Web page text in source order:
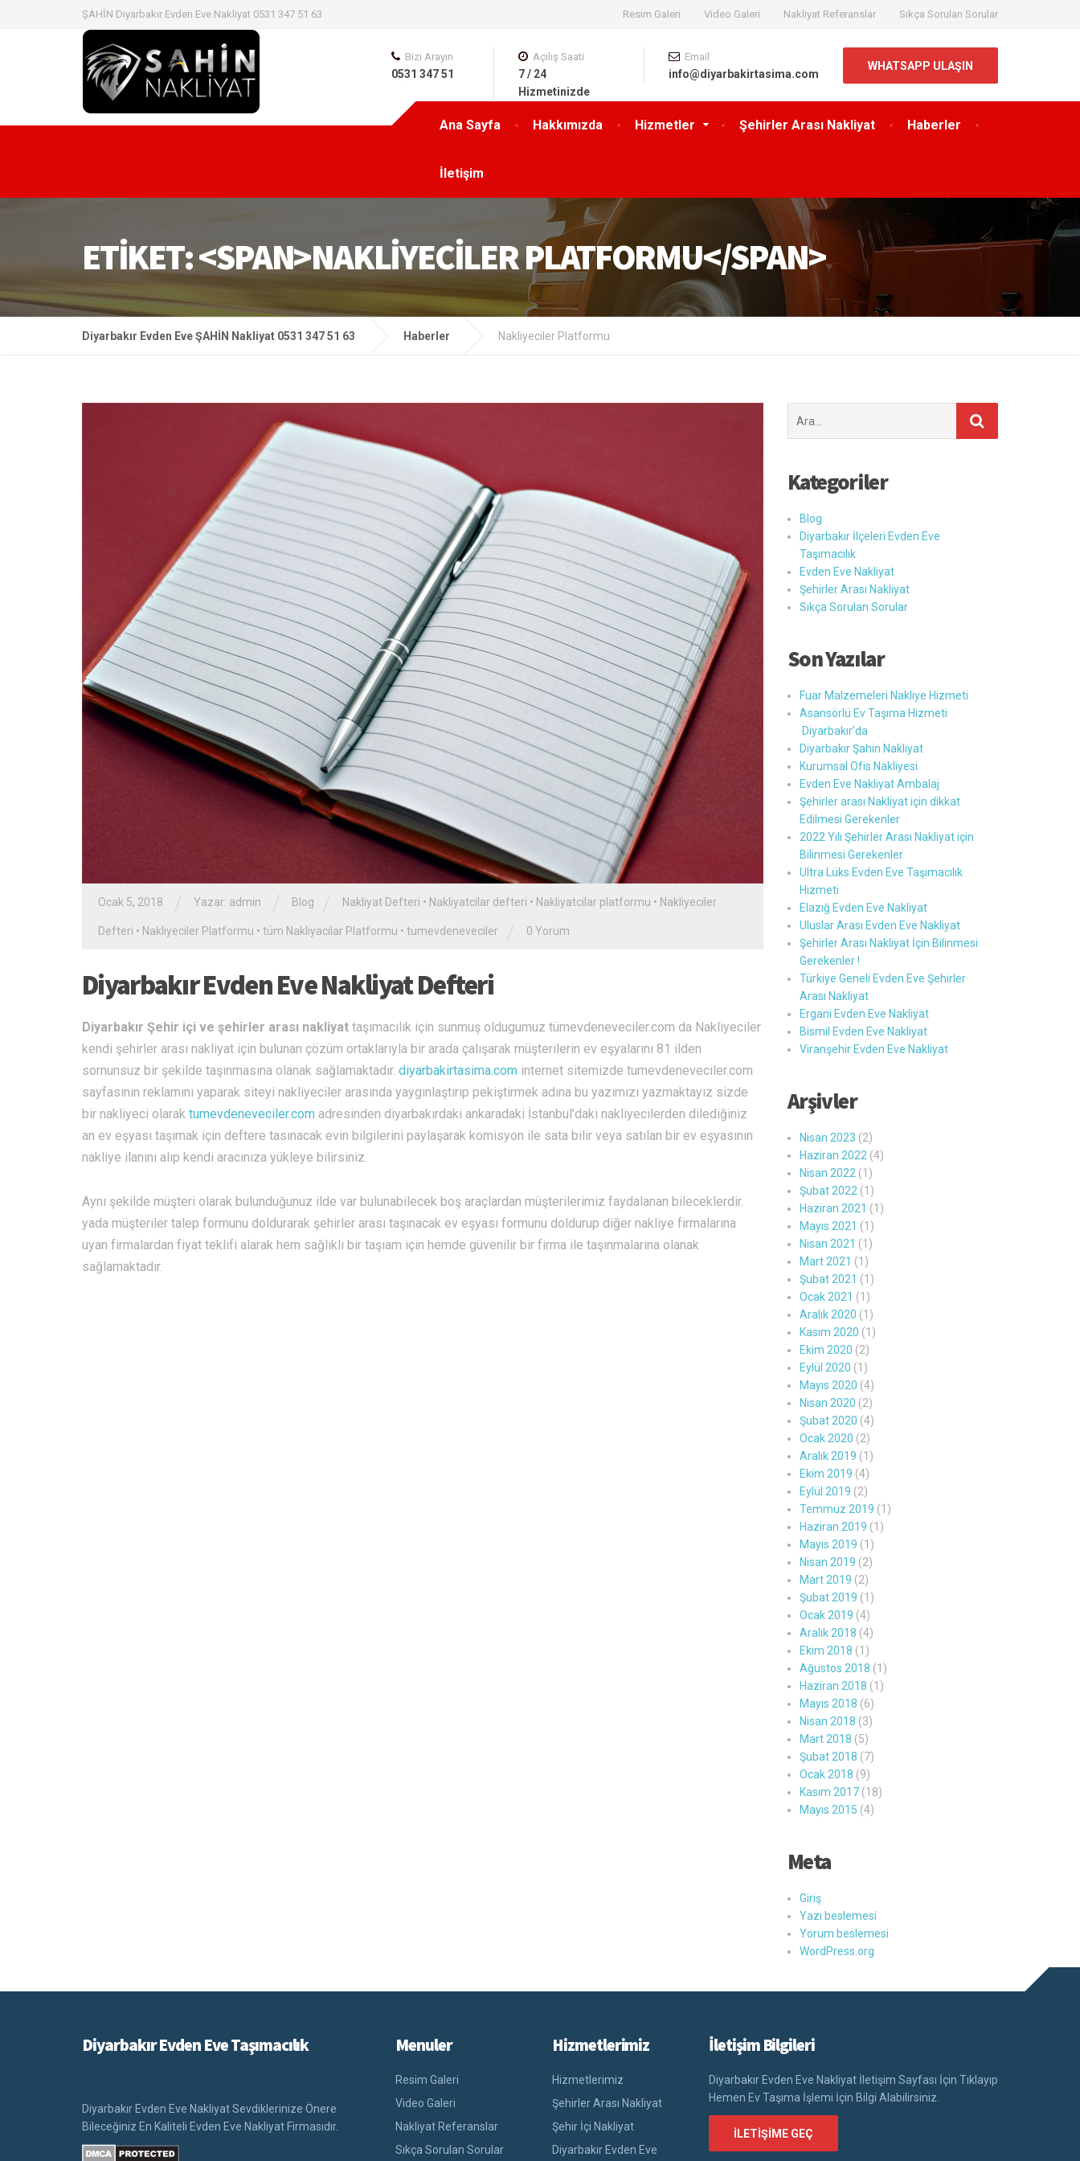
ŞAHİN Diyarbakır Evden Eve Nakliyat 0531 347 51 63 Resim Galeri Video Galeri Nakliyat Referanslar Sıkça Sorulan Sorular
Ana Sayfa Hakkımızda Hizmetler Şehirler Arası Nakliyat Haberler
İletişim
Bizi Arayın
0531 347 51
Açılış Saati
7 / 24
Hizmetinizde
Email
info@diyarbakirtasima.com
WHATSAPP ULAŞIN
ETIKET: <SPAN>NAKLIYECILER PLATFORMU</SPAN>
Diyarbakır Evden Eve ŞAHİN Nakliyat 0531 347 51 63 Haberler Nakliyeciler Platformu
Ocak 5, 2018 Yazar: admin Blog Nakliyat Defteri • Nakliyatcilar defteri • Nakliyatcilar platformu • Nakliyeciler
Defteri • Nakliyeciler Platformu • tüm Nakliyacilar Platformu • tumevdeneveciler 0 Yorum
Diyarbakır Evden Eve Nakliyat Defteri
Diyarbakır Şehir içi ve şehirler arası nakliyat taşımacılık için sunmuş oldugumuz tümevdeneveciler.com da Nakliyeciler
kendi şehirler arası nakliyat için bulunan çözüm ortaklarıyla bir arada çalışarak müşterilerin ev eşyalarını 81 ilden
sornunsuz bir şekilde taşınmasına olanak sağlamaktadır. diyarbakirtasima.com internet sitemizde tumevdeneveciler.com
sayfasının reklamını yaparak siteyi nakliyeciler arasında yaygınlaştırıp pekiştirmek adına bu yazımızı yazmaktayız sizde
bir nakliyeci olarak tumevdeneveciler.com adresinden diyarbakırdaki ankaradaki İstanbul’daki nakliyecilerden dilediğiniz
an ev eşyası taşımak için deftere tasınacak evin bilgilerini paylaşarak komisyon ile sata bilir veya satılan bir ev eşyasının
nakliye ilanını alıp kendi aracınıza yükleye bilirsiniz.
Aynı şekilde müşteri olarak bulunduğunuz ilde var bulunabilecek boş araçlardan müşterilerimiz faydalanan bileceklerdir.
yada müşteriler talep formunu doldurarak şehirler arası taşınacak ev eşyası formunu doldurup diğer nakliye firmalarına
uyan firmalardan fiyat teklifi alarak hem sağlıklı bir taşıam için hemde güvenilir bir firma ile taşınmalarına olanak
sağlamaktadır.
ara:
Kategoriler
Blog
Diyarbakır İlçeleri Evden Eve
Taşımacılık
Evden Eve Nakliyat
Şehirler Arası Nakliyat
Sıkça Sorulan Sorular
Son Yazılar
Fuar Malzemeleri Nakliye Hizmeti
Asansörlü Ev Taşıma Hizmeti
Diyarbakır’da
Diyarbakır Şahin Nakliyat
Kurumsal Ofis Nakliyesi
Evden Eve Nakliyat Ambalaj
Şehirler arası Nakliyat için dikkat
Edilmesi Gerekenler
2022 Yılı Şehirler Arası Nakliyat için
Bilinmesi Gerekenler
Ultra Lüks Evden Eve Taşımacılık
Hizmeti
Elazığ Evden Eve Nakliyat
Uluslar Arası Evden Eve Nakliyat
Şehirler Arası Nakliyat İçin Bilinmesi
Gerekenler !
Türkiye Geneli Evden Eve Şehirler
Arası Nakliyat
Ergani Evden Eve Nakliyat
Bismil Evden Eve Nakliyat
Viranşehir Evden Eve Nakliyat
Arşivler
Nisan 2023 (2)
Haziran 2022 (4)
Nisan 2022 (1)
Şubat 2022 (1)
Haziran 2021 (1)
Mayıs 2021 (1)
Nisan 2021 (1)
Mart 2021 (1)
Şubat 2021 (1)
Ocak 2021 (1)
Aralık 2020 (1)
Kasım 2020 (1)
Ekim 2020 (2)
Eylül 2020 (1)
Mayıs 2020 (4)
Nisan 2020 (2)
Şubat 2020 (4)
Ocak 2020 (2)
Aralık 2019 (1)
Ekim 2019 (4)
Eylül 2019 (2)
Temmuz 2019 (1)
Haziran 2019 (1)
Mayıs 2019 (1)
Nisan 2019 (2)
Mart 2019 (2)
Şubat 2019 (1)
Ocak 2019 (4)
Aralık 2018 (4)
Ekim 2018 (1)
Ağustos 2018 (1)
Haziran 2018 (1)
Mayıs 2018 (6)
Nisan 2018 (3)
Mart 2018 (5)
Şubat 2018 (7)
Ocak 2018 (9)
Kasım 2017(18)
Mayıs 2015 (4)
Meta
Giriş
Yazı beslemesi
Yorum beslemesi
WordPress.org
Diyarbakır Evden Eve Taşımacılık
Diyarbakır Evden Eve Nakliyat Sevdiklerinize Önere
Bileceğiniz En Kaliteli Evden Eve Nakliyat Firmasıdır.
Menuler
Resim Galeri
Video Galeri
Nakliyat Referanslar
Sıkça Sorulan Sorular
Hizmetlerimiz
Hizmetlerimiz
Şehirler Arası Nakliyat
Şehir İçi Nakliyat
Diyarbakır Evden Eve
İletişim Bilgileri
Diyarbakır Evden Eve Nakliyat İletişim Sayfası İçin Tıklayıp
Hemen Ev Taşıma İşlemi İçin Bilgi Alabilirsiniz.
İLETIŞIME GEÇ